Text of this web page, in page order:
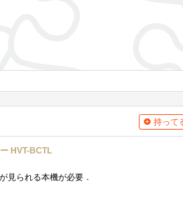
持って
HVT-BCTL
見られる本機が必要．